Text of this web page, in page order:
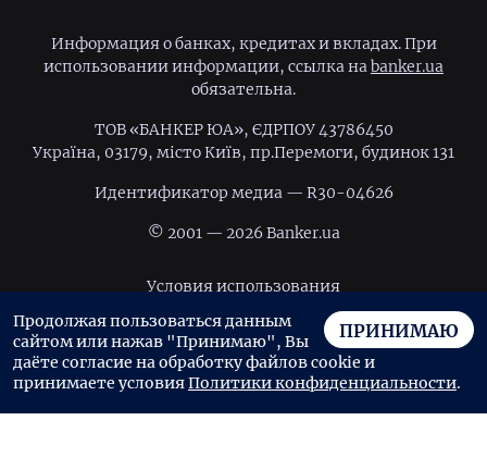
Информация о банках, кредитах и вкладах. При
использовании информации, ссылка на banker.ua
обязательна.
ТОВ «БАНКЕР ЮА», ЄДРПОУ 43786450
Україна, 03179, місто Київ, пр.Перемоги, будинок 131
Идентификатор медиа — R30-04626
© 2001 — 2026 Banker.ua
Условия использования
Политика конфиденциальности
Пользовательское соглашение
ПРИНИМАЮ
Продолжая пользоваться данным
сайтом или нажав "Принимаю", Вы
даёте согласие на обработку файлов cookie и
принимаете условияПолитики конфиденциальности.